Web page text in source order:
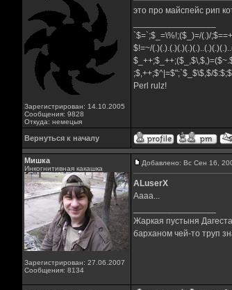
Зарегистрирован: 14.10.2005
Сообщения: 9828
Откуда: немецыя
это про майспейс рип
`$=`;$_=\%!;($_)=/(.)/
$!=~/
;$,++;$^|=$";`$_$\$,$/
Perl rulz!
Вернуться к началу
Мишка
Инкогнитивная какашка
Зарегистрирован: 27.06.2007
Сообщения: 8134
Добавлено: Вс Сен 16,
ALuserX
Аааа...
Жаркая пустыня
барханом чей-то труп